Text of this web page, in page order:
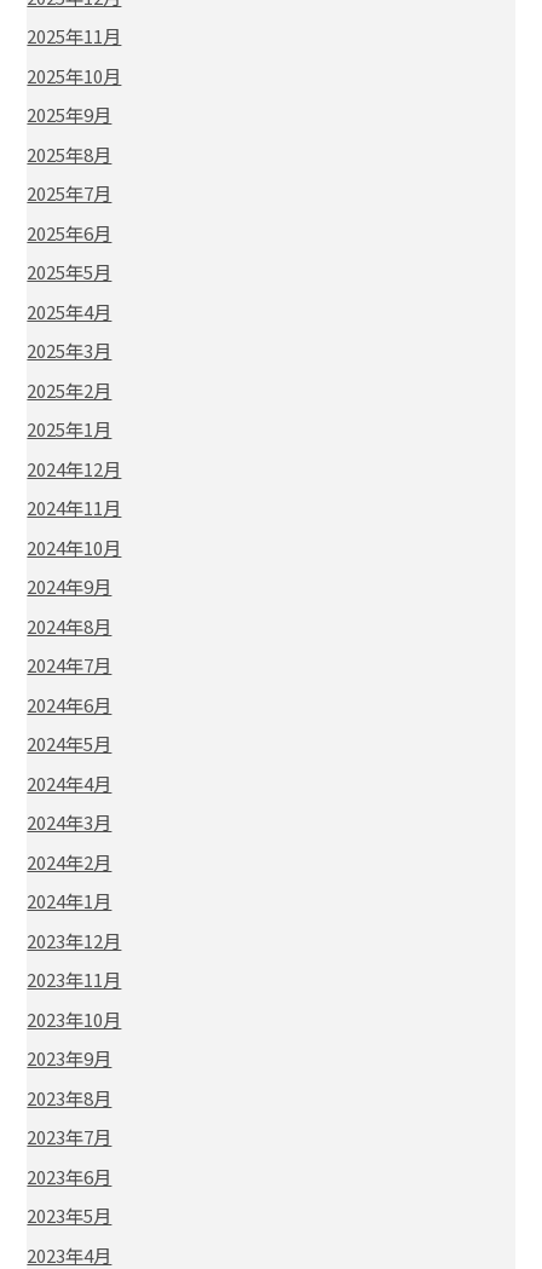
2025年11月
2025年10月
2025年9月
2025年8月
2025年7月
2025年6月
2025年5月
2025年4月
2025年3月
2025年2月
2025年1月
2024年12月
2024年11月
2024年10月
2024年9月
2024年8月
2024年7月
2024年6月
2024年5月
2024年4月
2024年3月
2024年2月
2024年1月
2023年12月
2023年11月
2023年10月
2023年9月
2023年8月
2023年7月
2023年6月
2023年5月
2023年4月